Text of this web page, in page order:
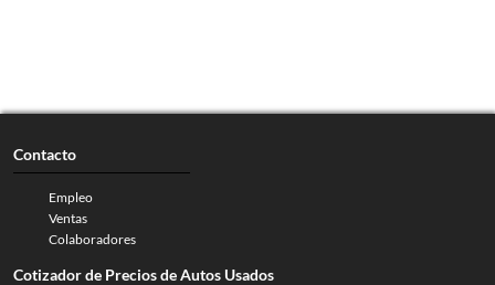
Contacto
Empleo
Ventas
Colaboradores
Cotizador de Precios de Autos Usados